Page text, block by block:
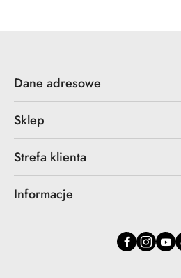
Dane adresowe
Sklep
Strefa klienta
Informacje